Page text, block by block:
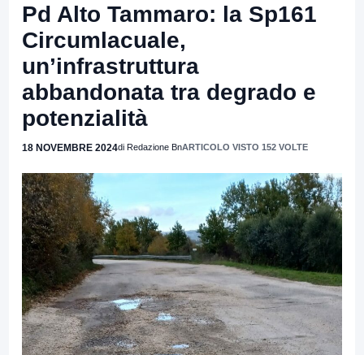
Pd Alto Tammaro: la Sp161
Circumlacuale,
un’infrastruttura
abbandonata tra degrado e
potenzialità
18 NOVEMBRE 2024di Redazione BnARTICOLO VISTO 152 VOLTE